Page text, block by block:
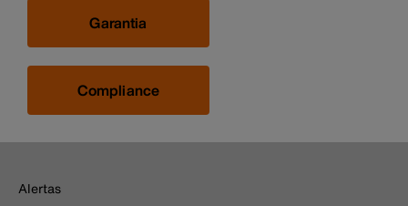
Garantia
Compliance
Alertas